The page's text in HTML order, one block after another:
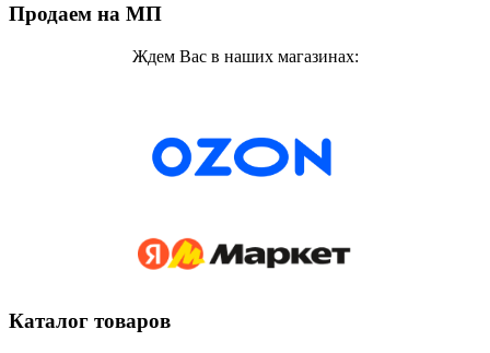
Продаем на МП
Ждем Вас в наших магазинах:
Каталог товаров